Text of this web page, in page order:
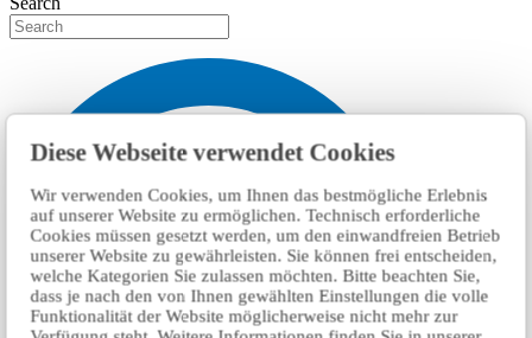
Diese Webseite verwendet Cookies
Wir verwenden Cookies, um Ihnen das bestmögliche Erlebnis
auf unserer Website zu ermöglichen. Technisch erforderliche
Cookies müssen gesetzt werden, um den einwandfreien Betrieb
unserer Website zu gewährleisten. Sie können frei entscheiden,
welche Kategorien Sie zulassen möchten. Bitte beachten Sie,
dass je nach den von Ihnen gewählten Einstellungen die volle
Funktionalität der Website möglicherweise nicht mehr zur